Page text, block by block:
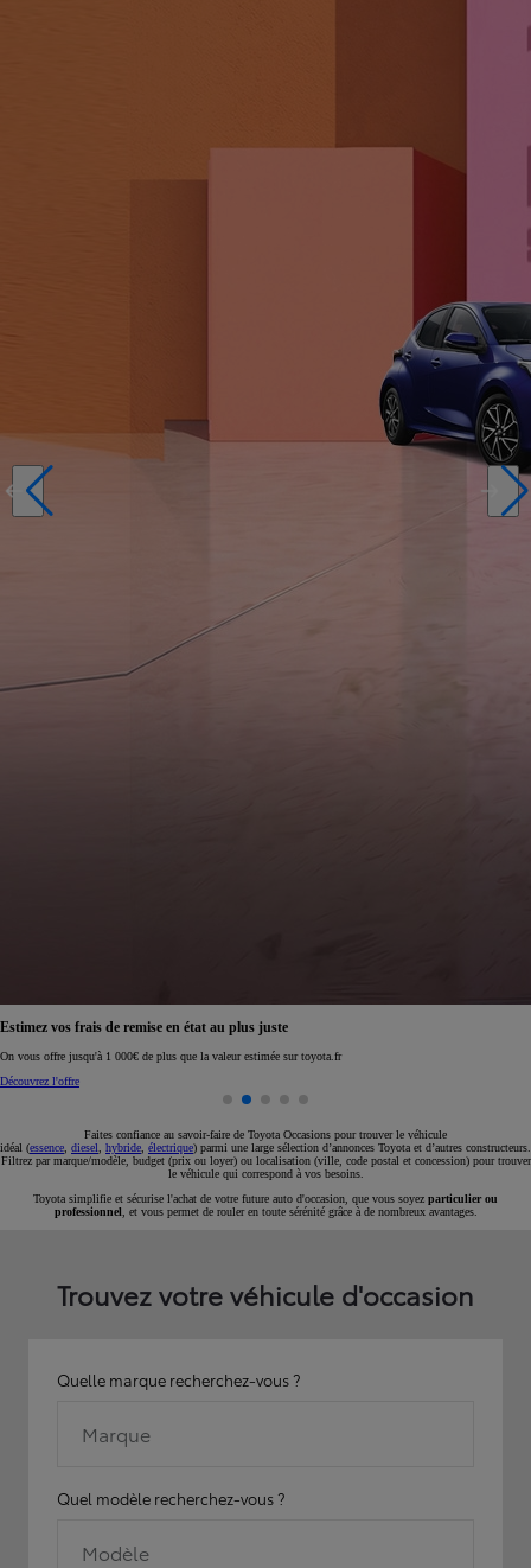
Estimez vos frais de remise en état au plus juste
On vous offre jusqu'à 1 000€ de plus que la valeur estimée sur toyota.fr
Découvrez l'offre
Faites confiance au savoir-faire de Toyota Occasions pour trouver le véhicule
idéal (essence diesel hybride électrique) parmi une large sélection d’annonces Toyota et d’autres constructeurs.
Filtrez par marque/modèle, budget (prix ou loyer) ou localisation (ville, code postal et concession) pour trouver
le véhicule qui correspond à vos besoins.
Toyota simplifie et sécurise l'achat de votre future auto d'occasion, que vous soyez particulier ou
professionnel , et vous permet de rouler en toute sérénité grâce à de nombreux avantages.
Trouvez votre véhicule d'occasion
Quelle marque recherchez-vous ?
Marque
Quel modèle recherchez-vous ?
Modèle